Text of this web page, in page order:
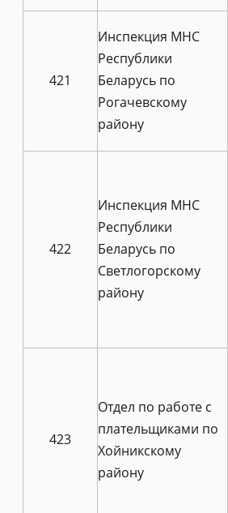
421
Инспекция МНС
Республики
Беларусь по
Рогачевскому
району
422
Инспекция МНС
Республики
Беларусь по
Светлогорскому
району
423
Отдел по работе с
плательщиками по
Хойникскому
району